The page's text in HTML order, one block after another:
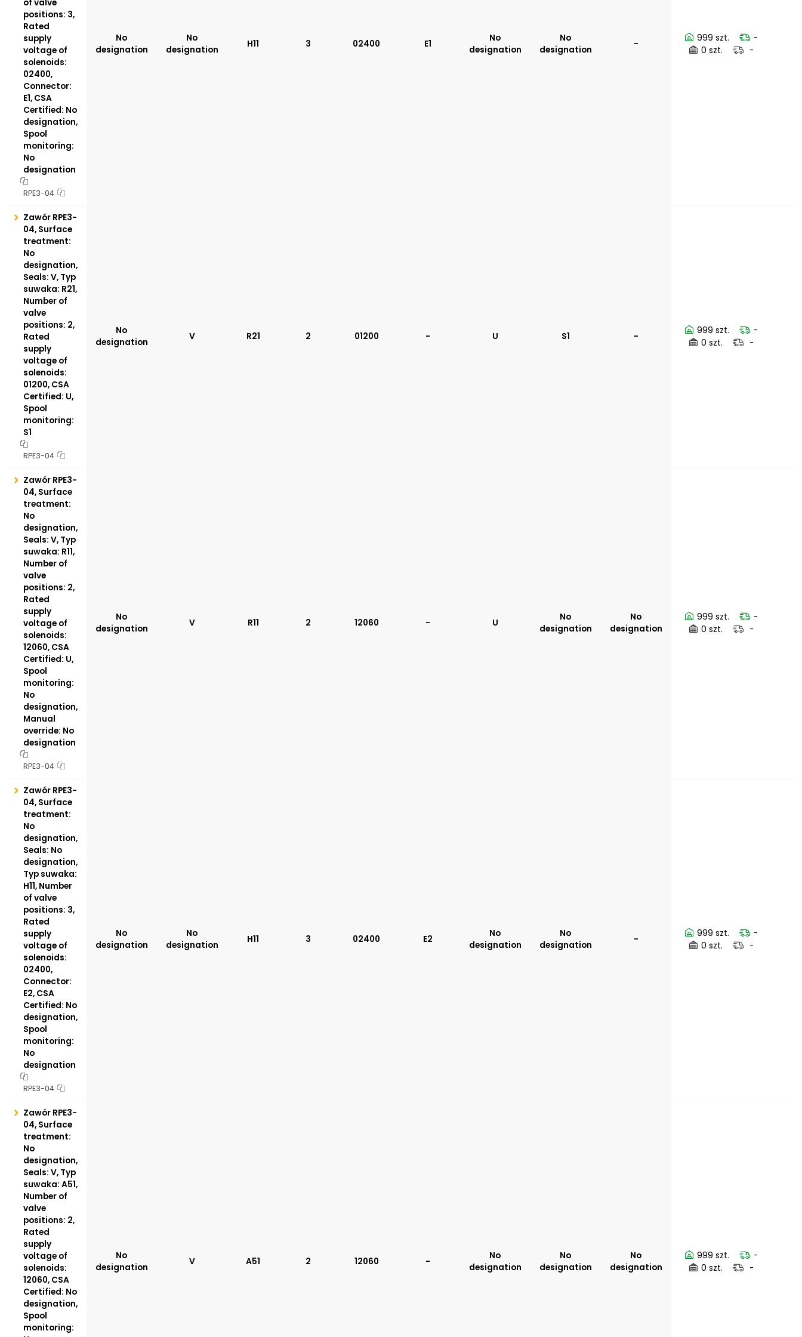
of valve
positions: 3,
Rated
supply
voltage of
solenoids:
02400,
Connector:
E1, CSA
Certified: No
designation,
Spool
monitoring:
No
designation
RPE3-04
No
designation
No
designation
H11 3 02400 E1
No
designation
No
designation
-
999 szt.
-
0 szt.
-
Zawór RPE3-
04, Surface
treatment:
No
designation,
Seals: V, Typ
suwaka: R21,
Number of
valve
positions: 2,
Rated
supply
voltage of
solenoids:
01200, CSA
Certified: U,
Spool
monitoring:
S1
RPE3-04
No
designation
V R21 2 01200 - U S1 -
999 szt.
-
0 szt.
-
Zawór RPE3-
04, Surface
treatment:
No
designation,
Seals: V, Typ
suwaka: R11,
Number of
valve
positions: 2,
Rated
supply
voltage of
solenoids:
12060, CSA
Certified: U,
Spool
monitoring:
No
designation,
Manual
override: No
designation
RPE3-04
No
designation
V R11 2 12060 - U
No
designation
No
designation
999 szt.
-
0 szt.
-
Zawór RPE3-
04, Surface
treatment:
No
designation,
Seals: No
designation,
Typ suwaka:
H11, Number
of valve
positions: 3,
Rated
supply
voltage of
solenoids:
02400,
Connector:
E2, CSA
Certified: No
designation,
Spool
monitoring:
No
designation
RPE3-04
No
designation
No
designation
H11 3 02400 E2
No
designation
No
designation
-
999 szt.
-
0 szt.
-
Zawór RPE3-
04, Surface
treatment:
No
designation,
Seals: V, Typ
suwaka: A51,
Number of
valve
positions: 2,
Rated
supply
voltage of
solenoids:
12060, CSA
Certified: No
designation,
Spool
monitoring:
No
designation
V A51 2 12060 -
No
designation
No
designation
No
designation
999 szt.
-
0 szt.
-